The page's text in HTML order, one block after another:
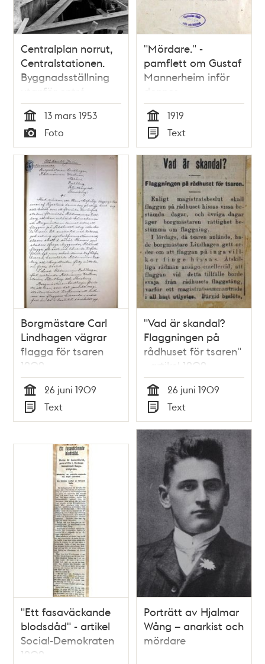
Centralplan norrut,
Centralstationen.
Byggnadsställning
utanför entré.
Förberedelser inför
kung Haakons
officiella besök
Tid
13 mars 1953
Typ
Foto
"Mördare." -
pamflett om Gustaf
Mannerheim inför
dennes
Stockholmsbesök
1919
Tid
1919
Typ
Text
Borgmästare Carl
Lindhagen vägrar
flagga för tsaren
1909
Tid
26 juni 1909
Typ
Text
"Vad är skandal?
Flaggningen på
rådhuset för tsaren"
- artikel 1909
Tid
26 juni 1909
Typ
Text
"Ett fasaväckande
blodsdåd" - artikel
Social-Demokraten
1909
Porträtt av Hjalmar
Wång – anarkist och
mördare